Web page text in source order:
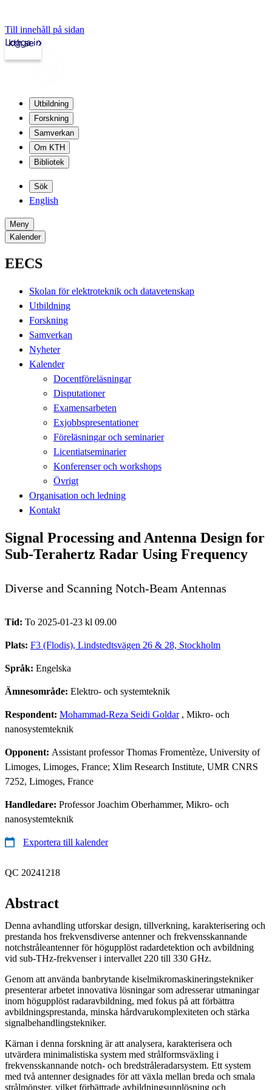
Till innehåll på sidan
kth.se
Logga in
Utbildning
Forskning
Samverkan
Om KTH
Bibliotek
Sök
English
Meny
Kalender
EECS
Skolan för elektroteknik och datavetenskap
Utbildning
Forskning
Samverkan
Nyheter
Kalender
Docentföreläsningar
Disputationer
Examensarbeten
Exjobbspresentationer
Föreläsningar och seminarier
Licentiatseminarier
Konferenser och workshops
Övrigt
Organisation och ledning
Kontakt
Signal Processing and Antenna Design for
Sub-Terahertz Radar Using Frequency
Diverse and Scanning Notch-Beam Antennas
Tid: To 2025-01-23 kl 09.00
Plats: F3 (Flodis), Lindstedtsvägen 26 & 28, Stockholm
Språk: Engelska
Ämnesområde: Elektro- och systemteknik
Respondent: Mohammad-Reza Seidi Goldar, Mikro- och
nanosystemteknik
Opponent: Assistant professor Thomas Fromentèze, University of
Limoges, Limoges, France; Xlim Research Institute, UMR CNRS
7252, Limoges, France
Handledare: Professor Joachim Oberhammer, Mikro- och
nanosystemteknik
Exportera till kalender
QC 20241218
Abstract
Denna avhandling utforskar design, tillverkning, karakterisering och
prestanda hos frekvensdiverse antenner och frekvensskannande
notchstråleantenner för högupplöst radardetektion och avbildning
vid sub-THz-frekvenser i intervallet 220 till 330 GHz.
Genom att använda banbrytande kiselmikromaskineringstekniker
presenterar arbetet innovativa lösningar som adresserar utmaningar
inom högupplöst radaravbildning, med fokus på att förbättra
avbildningsprestanda, minska hårdvarukomplexiteten och stärka
signalbehandlingstekniker.
Kärnan i denna forskning är att analysera, karakterisera och
utvärdera minimalistiska system med strålformsväxling i
frekvensskannande notch- och bredstråleradarsystem. Ett system
med två antenner designades för att växla mellan breda och smala
strålmönster, vilket förbättrade avbildningsupplösning och